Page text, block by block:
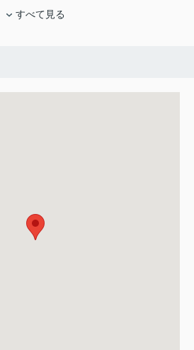
すべて見る